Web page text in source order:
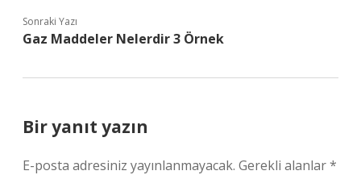
Sonraki Yazı
Gaz Maddeler Nelerdir 3 Örnek
Bir yanıt yazın
E-posta adresiniz yayınlanmayacak. Gerekli alanlar*